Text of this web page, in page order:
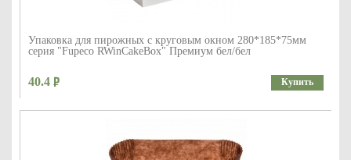
Упаковка для пирожных с круговым окном 280*185*75мм
серия "Fupeco RWinCakeBox" Премиум бел/бел
40.4 Купить